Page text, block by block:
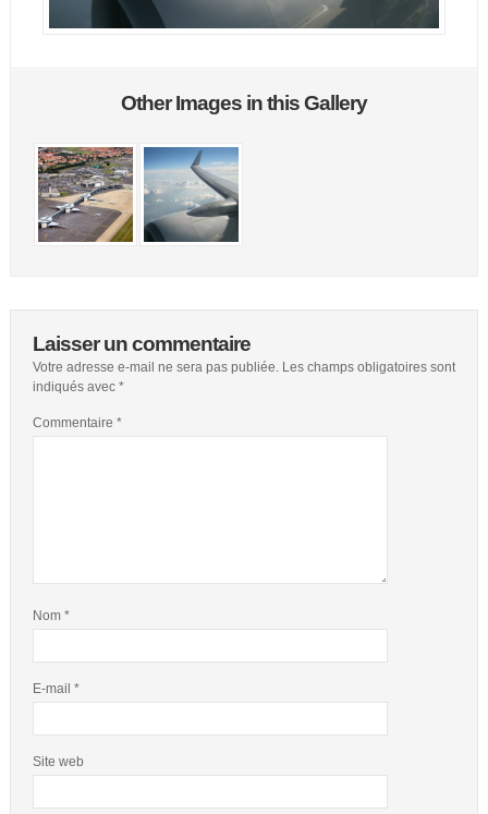
Other Images in this Gallery
Laisser un commentaire
Votre adresse e-mail ne sera pas publiée. Les champs obligatoires sont
indiqués avec *
Commentaire *
Nom *
E-mail *
Site web